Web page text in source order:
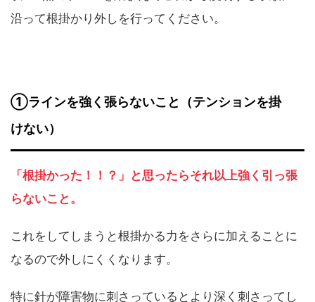
沿って根掛かり外しを行ってください。
①ラインを強く張らないこと（テンションを掛
けない）
「根掛かった！！？」と思ったらそれ以上強く引っ張
らないこと。
これをしてしまうと根掛かる力をさらに加えることに
なるので外しにくくなります。
特に針が障害物に刺さっているとより深く刺さってし